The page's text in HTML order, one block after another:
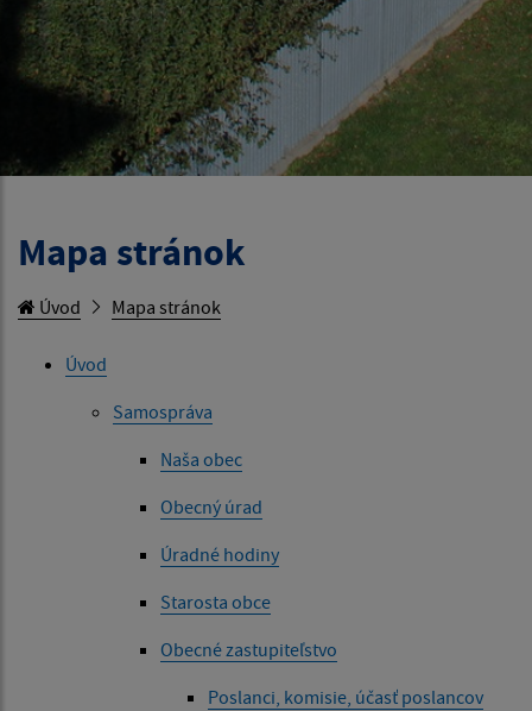
Mapa stránok
Úvod Mapa stránok
Úvod
Samospráva
Naša obec
Obecný úrad
Úradné hodiny
Starosta obce
Obecné zastupiteľstvo
Poslanci, komisie, účasť poslancov